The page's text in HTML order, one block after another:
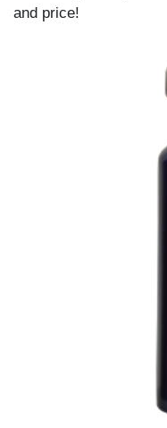
and price!